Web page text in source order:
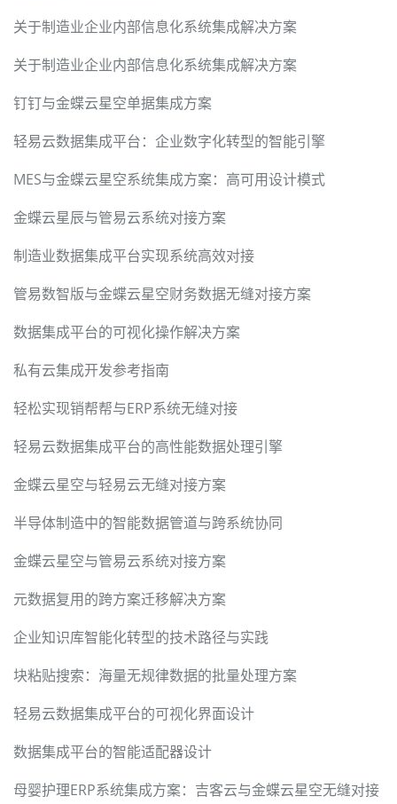
关于制造业企业内部信息化系统集成解决方案
关于制造业企业内部信息化系统集成解决方案
钉钉与金蝶云星空单据集成方案
轻易云数据集成平台：企业数字化转型的智能引擎
MES与金蝶云星空系统集成方案：高可用设计模式
金蝶云星辰与管易云系统对接方案
制造业数据集成平台实现系统高效对接
管易数智版与金蝶云星空财务数据无缝对接方案
数据集成平台的可视化操作解决方案
私有云集成开发参考指南
轻松实现销帮帮与ERP系统无缝对接
轻易云数据集成平台的高性能数据处理引擎
金蝶云星空与轻易云无缝对接方案
半导体制造中的智能数据管道与跨系统协同
金蝶云星空与管易云系统对接方案
元数据复用的跨方案迁移解决方案
企业知识库智能化转型的技术路径与实践
块粘贴搜索：海量无规律数据的批量处理方案
轻易云数据集成平台的可视化界面设计
数据集成平台的智能适配器设计
母婴护理ERP系统集成方案：吉客云与金蝶云星空无缝对接